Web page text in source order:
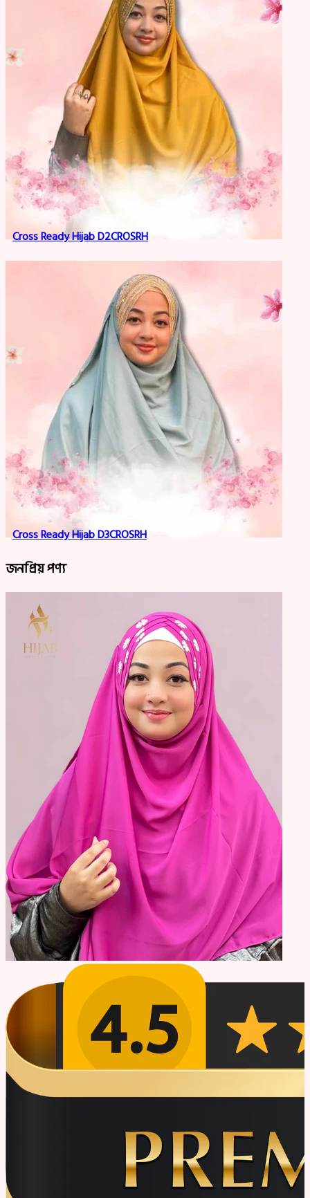
Cross Ready Hijab D2CROSRH
Cross Ready Hijab D3CROSRH
জনপ্রিয় পণ্য